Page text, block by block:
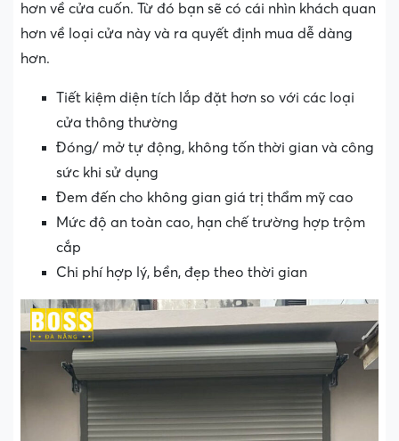
hơn về cửa cuốn. Từ đó bạn sẽ có cái nhìn khách quan
hơn về loại cửa này và ra quyết định mua dễ dàng
hơn.
Tiết kiệm diện tích lắp đặt hơn so với các loại
cửa thông thường
Đóng/ mở tự động, không tốn thời gian và công
sức khi sử dụng
Đem đến cho không gian giá trị thẩm mỹ cao
Mức độ an toàn cao, hạn chế trường hợp trộm
cắp
Chi phí hợp lý, bền, đẹp theo thời gian